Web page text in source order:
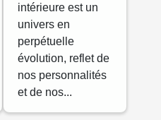
à privilégier
pour un
intérieur
moderne
intérieure est un
univers en
perpétuelle
évolution, reflet de
nos personnalités
et de nos...